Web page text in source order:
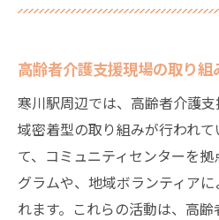
高齢者介護支援現場の取り組
寒川駅周辺では、高齢者介護
域密着型の取り組みが行われ
て、コミュニティセンターを
グラムや、地域ボランティア
れます。これらの活動は、高